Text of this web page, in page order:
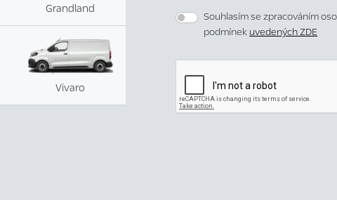
Grandland
Vivaro
Souhlasím se zpracováním
podmínek uvedených ZDE